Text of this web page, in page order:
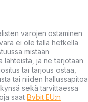
varojen ostaminen
ei ole tällä hetkellä
mistään
lähteistä, ja ne tarjotaan
tai tarjous ostaa,
tai niiden hallussapitoa
sekä tarvittaessa
saat Bybit EU:n